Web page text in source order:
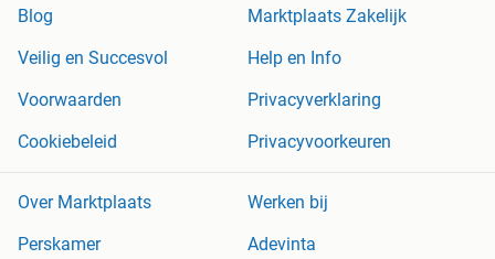
Blog
Marktplaats Zakelijk
Veilig en Succesvol
Help en Info
Voorwaarden
Privacyverklaring
Cookiebeleid
Privacyvoorkeuren
Over Marktplaats
Werken bij
Perskamer
Adevinta